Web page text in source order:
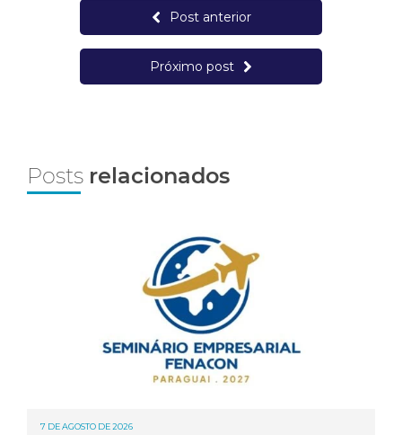
Post anterior
Próximo post
Posts relacionados
7 DE AGOSTO DE 2026